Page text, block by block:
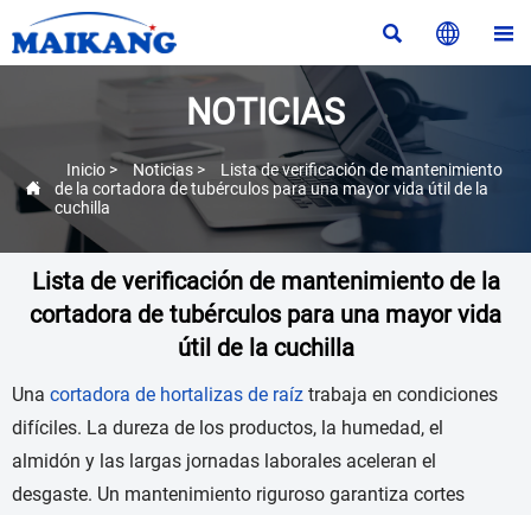
  
NOTICIAS

Inicio > Noticias >
Lista de verificación de mantenimiento
de la cortadora de tubérculos para una mayor vida útil de la
cuchilla
Lista de verificación de mantenimiento de la
cortadora de tubérculos para una mayor vida
útil de la cuchilla
Una cortadora de hortalizas de raíz trabaja en condiciones
difíciles. La dureza de los productos, la humedad, el
almidón y las largas jornadas laborales aceleran el
desgaste. Un mantenimiento riguroso garantiza cortes